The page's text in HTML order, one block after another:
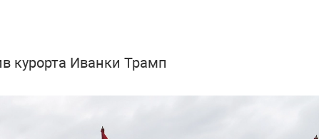
курорта Иванки Трамп